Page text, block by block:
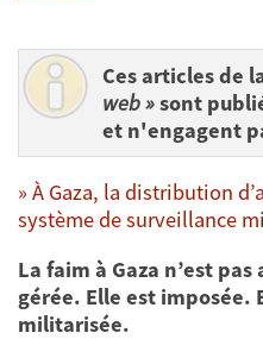
Ces articles de
web »sont
et n'engagent
» À Gaza, la distribution
système de surveillance
La faim à Gaza n’est
gérée. Elle est imposée.
militarisée.